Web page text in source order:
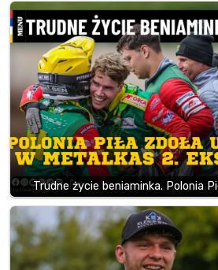
Trudne życie beniaminka. Polonia